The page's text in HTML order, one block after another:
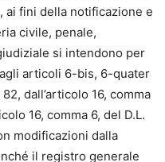
ai fini della notificazione e
civile, penale,
si intendono per
articoli 6-bis, 6-quater
dall’articolo 16, comma
16, comma 6, del D.L.
modificazioni dalla
il registro generale